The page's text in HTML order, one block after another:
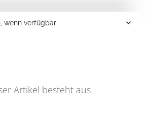
wenn verfügbar
Artikel besteht aus